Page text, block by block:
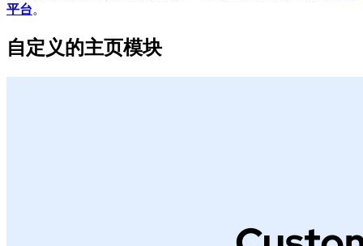
平台。
自定义的主页模块